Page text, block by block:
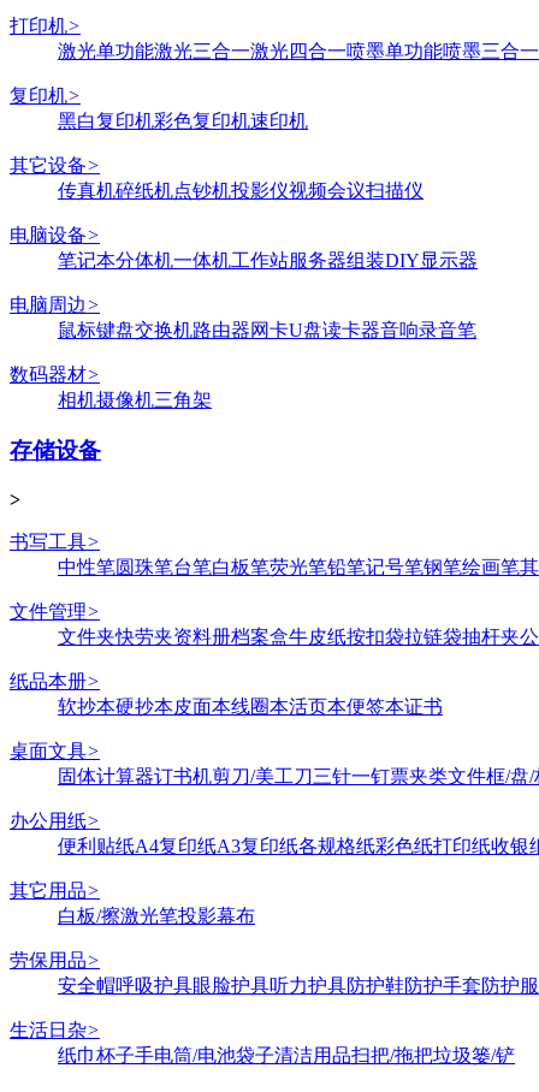
打印机>
激光单功能激光三合一激光四合一喷墨单功能喷墨三合一
复印机>
黑白复印机彩色复印机速印机
其它设备>
传真机碎纸机点钞机投影仪视频会议扫描仪
电脑设备>
笔记本分体机一体机工作站服务器组装DIY显示器
电脑周边>
鼠标键盘交换机路由器网卡U盘读卡器音响录音笔
数码器材>
相机摄像机三角架
存储设备
>
书写工具>
中性笔圆珠笔台笔白板笔荧光笔铅笔记号笔钢笔绘画笔
文件管理>
文件夹快劳夹资料册档案盒牛皮纸按扣袋拉链袋抽杆夹
纸品本册>
软抄本硬抄本皮面本线圈本活页本便签本证书
桌面文具>
固体计算器订书机剪刀/美工刀三针一钉票夹类文件框/盘/
办公用纸>
便利贴纸A4复印纸A3复印纸各规格纸彩色纸打印纸收银
其它用品>
白板/擦激光笔投影幕布
劳保用品>
安全帽呼吸护具眼脸护具听力护具防护鞋防护手套防护服
生活日杂>
纸巾杯子手电筒/电池袋子清洁用品扫把/拖把垃圾篓/铲